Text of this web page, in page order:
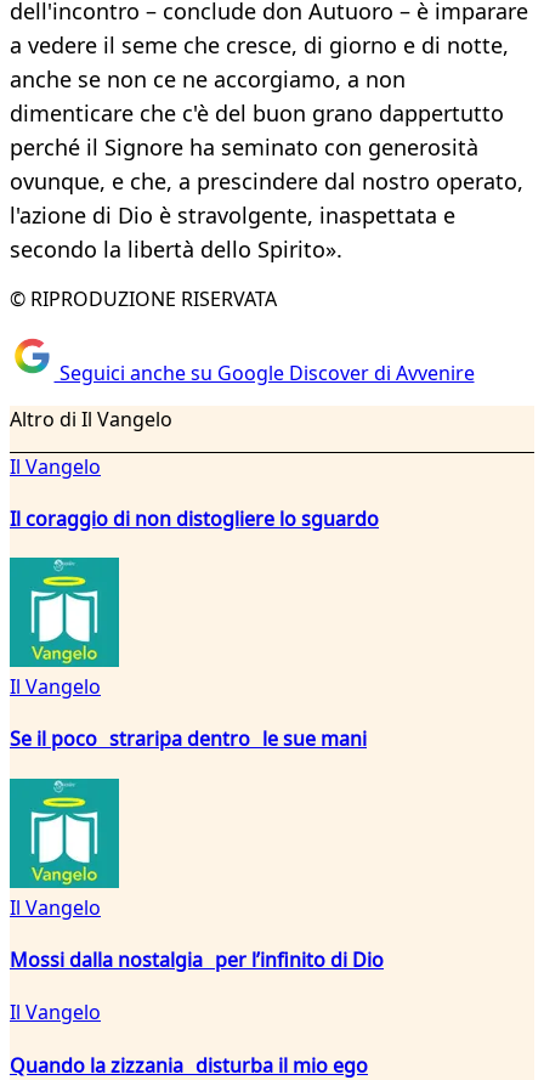
dell'incontro – conclude don Autuoro – è imparare
a vedere il seme che cresce, di giorno e di notte,
anche se non ce ne accorgiamo, a non
dimenticare che c'è del buon grano dappertutto
perché il Signore ha seminato con generosità
ovunque, e che, a prescindere dal nostro operato,
l'azione di Dio è stravolgente, inaspettata e
secondo la libertà dello Spirito».
© RIPRODUZIONE RISERVATA
Seguici anche su Google Discover di Avvenire
Altro di Il Vangelo
Il Vangelo
Il coraggio di non distogliere lo sguardo
Il Vangelo
Se il poco straripa dentro le sue mani
Il Vangelo
Mossi dalla nostalgia per l’infinito di Dio
Il Vangelo
Quando la zizzania disturba il mio ego